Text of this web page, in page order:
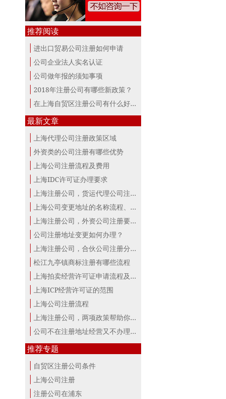
推荐阅读
进出口贸易公司注册如何申请
公司企业法人实名认证
公司做年报的须知事项
2018年注册公司有哪些新政策？
在上海自贸区注册公司有什么好处？
最新文章
上海代理公司注册政策区域
外资类的公司注册有哪些优势
上海公司注册流程及费用
上海IDC许可证办理要求
上海注册公司，货运代理公司注册条件！
上海公司变更地址的名称流程、材料、...
上海注册公司，外资公司注册要点！
公司注册地址变更如何办理？
上海注册公司，合伙公司注册分析！
松江九亭镇商标注册有哪些流程
上海拍卖经营许可证申请流程及材料
上海ICP经营许可证的范围
上海公司注册流程
上海注册公司，两项政策帮助你最大。
公司不在注册地址经营又不办理变更，...
推荐专题
自贸区注册公司条件
上海公司注册
注册公司在浦东